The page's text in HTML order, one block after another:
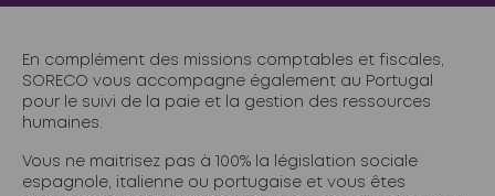
En complément des missions comptables et fiscales,
SORECO vous accompagne également au Portugal
pour le suivi de la paie et la gestion des ressources
humaines.
Vous ne maitrisez pas à 100% la législation sociale
espagnole, italienne ou portugaise et vous êtes